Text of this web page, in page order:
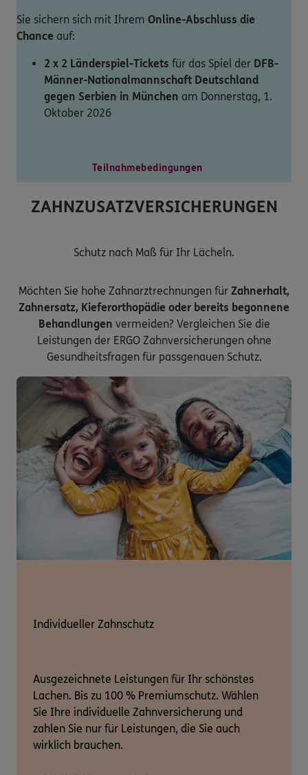
Sie sichern sich mit Ihrem Online-Abschluss die
Chance auf:
2 x 2 Länderspiel-Tickets für das Spiel der DFB-
Männer-Nationalmannschaft Deutschland
gegen Serbien in München am Donnerstag, 1.
Oktober 2026
Teilnahmebedingungen
ZAHNZUSATZVERSICHERUNGEN
Schutz nach Maß für Ihr Lächeln.
Möchten Sie hohe Zahnarztrechnungen für Zahnerhalt,
Zahnersatz, Kieferorthopädie oder bereits begonnene
Behandlungen vermeiden? Vergleichen Sie die
Leistungen der ERGO Zahnversicherungen ohne
Gesundheitsfragen für passgenauen Schutz.
Individueller Zahnschutz
Ausgezeichnete Leistungen für Ihr schönstes
Lachen. Bis zu 100 % Premiumschutz. Wählen
Sie Ihre individuelle Zahnversicherung und
zahlen Sie nur für Leistungen, die Sie auch
wirklich brauchen.